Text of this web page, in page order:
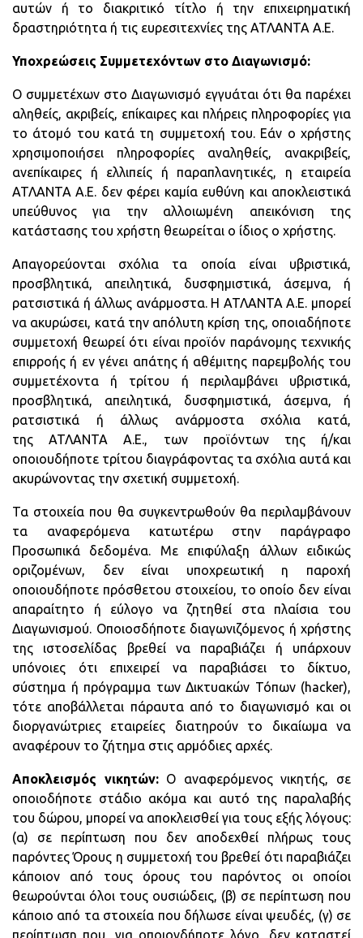
αυτών ή το διακριτικό τίτλο ή την επιχειρηματική
δραστηριότητα ή τις ευρεσιτεχνίες της ΑΤΛΑΝΤΑ Α.Ε.
Υποχρεώσεις Συμμετεχόντων στο Διαγωνισμό:
Ο συμμετέχων στο Διαγωνισμό εγγυάται ότι θα παρέχει
αληθείς, ακριβείς, επίκαιρες και πλήρεις πληροφορίες για
το άτομό του κατά τη συμμετοχή του. Εάν ο χρήστης
χρησιμοποιήσει πληροφορίες αναληθείς, ανακριβείς,
ανεπίκαιρες ή ελλιπείς ή παραπλανητικές, η εταιρεία
ΑΤΛΑΝΤΑ Α.Ε. δεν φέρει καμία ευθύνη και αποκλειστικά
υπεύθυνος για την αλλοιωμένη απεικόνιση της
κατάστασης του χρήστη θεωρείται ο ίδιος ο χρήστης.
Απαγορεύονται σχόλια τα οποία είναι υβριστικά,
προσβλητικά, απειλητικά, δυσφημιστικά, άσεμνα, ή
ρατσιστικά ή άλλως ανάρμοστα. Η ΑΤΛΑΝΤΑ Α.Ε. μπορεί
να ακυρώσει, κατά την απόλυτη κρίση της, οποιαδήποτε
συμμετοχή θεωρεί ότι είναι προϊόν παράνομης τεχνικής
επιρροής ή εν γένει απάτης ή αθέμιτης παρεμβολής του
συμμετέχοντα ή τρίτου ή περιλαμβάνει υβριστικά,
προσβλητικά, απειλητικά, δυσφημιστικά, άσεμνα, ή
ρατσιστικά ή άλλως ανάρμοστα σχόλια κατά,
της ΑΤΛΑΝΤΑ Α.Ε., των προϊόντων της ή/και
οποιουδήποτε τρίτου διαγράφοντας τα σχόλια αυτά και
ακυρώνοντας την σχετική συμμετοχή.
Τα στοιχεία που θα συγκεντρωθούν θα περιλαμβάνουν
τα αναφερόμενα κατωτέρω στην παράγραφο
Προσωπικά δεδομένα. Με επιφύλαξη άλλων ειδικώς
οριζομένων, δεν είναι υποχρεωτική η παροχή
οποιουδήποτε πρόσθετου στοιχείου, το οποίο δεν είναι
απαραίτητο ή εύλογο να ζητηθεί στα πλαίσια του
Διαγωνισμού. Οποιοσδήποτε διαγωνιζόμενος ή χρήστης
της ιστοσελίδας βρεθεί να παραβιάζει ή υπάρχουν
υπόνοιες ότι επιχειρεί να παραβιάσει το δίκτυο,
σύστημα ή πρόγραμμα των Δικτυακών Τόπων (hacker),
τότε αποβάλλεται πάραυτα από το διαγωνισμό και οι
διοργανώτριες εταιρείες διατηρούν το δικαίωμα να
αναφέρουν το ζήτημα στις αρμόδιες αρχές.
Αποκλεισμός νικητών:Ο αναφερόμενος νικητής, σε
οποιοδήποτε στάδιο ακόμα και αυτό της παραλαβής
του δώρου, μπορεί να αποκλεισθεί για τους εξής λόγους:
(α) σε περίπτωση που δεν αποδεχθεί πλήρως τους
παρόντες Όρους η συμμετοχή του βρεθεί ότι παραβιάζει
κάποιον από τους όρους του παρόντος οι οποίοι
θεωρούνται όλοι τους ουσιώδεις, (β) σε περίπτωση που
κάποιο από τα στοιχεία που δήλωσε είναι ψευδές, (γ) σε
περίπτωση που, για οποιονδήποτε λόγο, δεν καταστεί